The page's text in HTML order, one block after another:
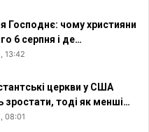
Господнє: чому християни
6 серпня і де…
13:42
церкви у США
тоді як менші…
08:01